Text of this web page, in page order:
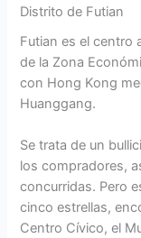
Distrito de Futian
Futian es el centro
de la Zona
con Hong Kong
Huanggang.
Se trata de un
los compradores,
concurridas. Pero
cinco estrellas,
Centro Cívico, el